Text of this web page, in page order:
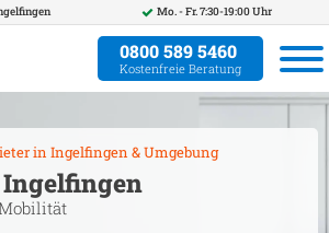
Mo. - Fr. 7:30-19:00 Uhr
0800 589 5460
Kostenfreie Beratung
in Ingelfingen & Umgebung
Ingelfingen